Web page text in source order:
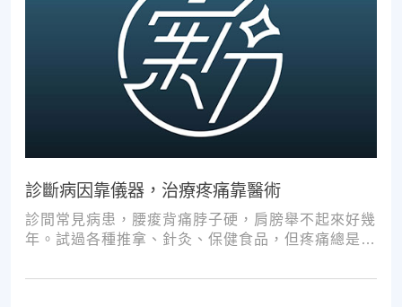
診斷病因靠儀器，治療疼痛靠醫術
診間常見病患，腰痠背痛脖子硬，肩膀舉不起來好幾
年。試過各種推拿、針灸、保健食品，但疼痛總是時